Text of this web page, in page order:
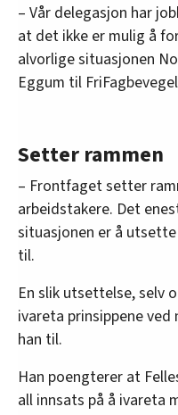
– Vår delegasjon har
at det ikke er mulig å
alvorlige situasjonen
Eggum til
Setter rammen
– Frontfaget setter
arbeidstakere. Det
situasjonen er å
til.
En slik utsettelse, selv
ivareta prinsippene
han til.
Han poengterer at
all innsats på å ivareta